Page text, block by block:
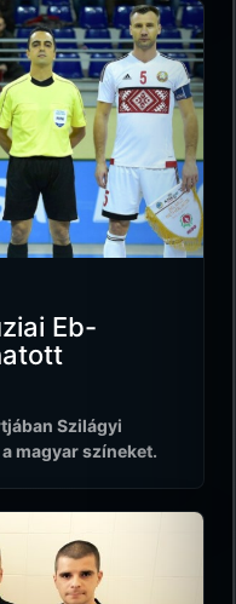
Eb-
Szilágyi
magyar színeket.